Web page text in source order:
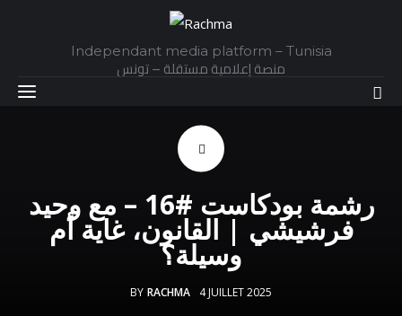
Independant media platform – Tunisia
منصة إعلامية مستقلة – تونس
Explainer
رشمة بودكاست #16 – مع وحيد
فرشيشي | القانون، غاية أم
وسيلة؟
BY RACHMA 4 JUILLET 2025